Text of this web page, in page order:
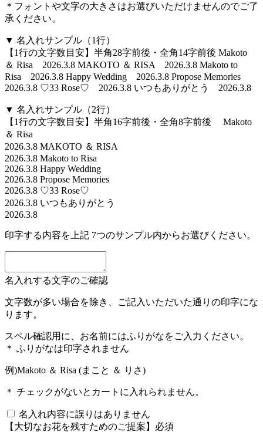
＊フォントや文字の大きさはお選びいただけませんのでご了
承ください。
▼ 名入れサンプル（1行）
【1行の文字数目安】半角28字前後・全角14字前後 Makoto
＆ Risa 2026.3.8 MAKOTO ＆ RISA 2026.3.8 Makoto to
Risa 2026.3.8 Happy Wedding 2026.3.8 Propose Memories
2026.3.8 ♡33 Rose♡ 2026.3.8 いつもありがとう 2026.3.8
▼ 名入れサンプル（2行）
【1行の文字数目安】半角16字前後・全角8字前後
Makoto
＆ Risa
2026.3.8 MAKOTO ＆ RISA
2026.3.8 Makoto to Risa
2026.3.8 Happy Wedding
2026.3.8 Propose Memories
2026.3.8 ♡33 Rose♡
2026.3.8 いつもありがとう
2026.3.8
印字する内容を上記 7つのサンプル内からお選びください。
名入れする文字のご確認
文字数が多い場合を除き、ご記入いただいた通りの印字にな
ります。
スペル確認用に、お名前にはふりがなをご入力ください。
＊ ふりがなは印字されません
例)Makoto ＆ Risa (まこと ＆ りさ)
＊ チェックがないとカートに入れられません。
名入れ内容に誤りはありません
【大切なお花を残すためのご提案】 必須